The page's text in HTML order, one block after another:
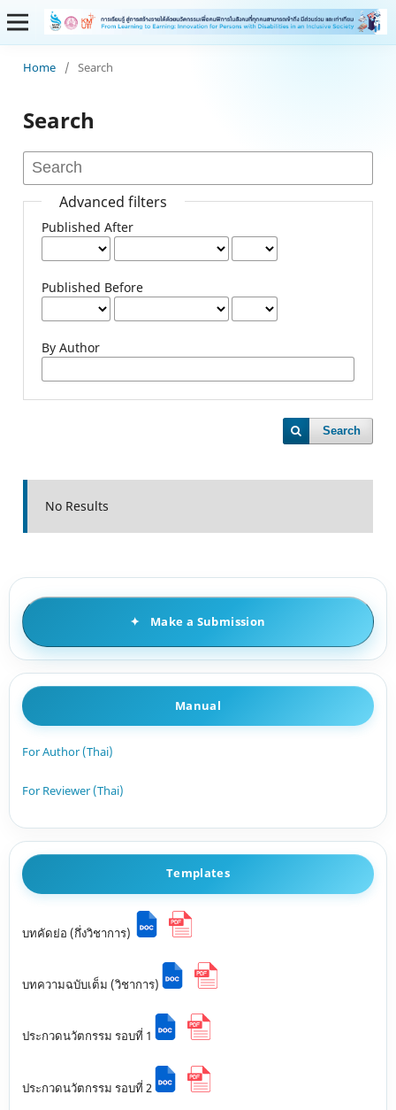
Home / Search
Search
Advanced filters
Published After
Published Before
By Author
Search
No Results
Make a Submission
Manual
For Author (Thai)
For Reviewer (Thai)
Templates
บทคัดย่อ (กึ่งวิชาการ)
บทความฉบับเต็ม (วิชาการ)
ประกวดนวัตกรรม รอบที่ 1
ประกวดนวัตกรรม รอบที่ 2